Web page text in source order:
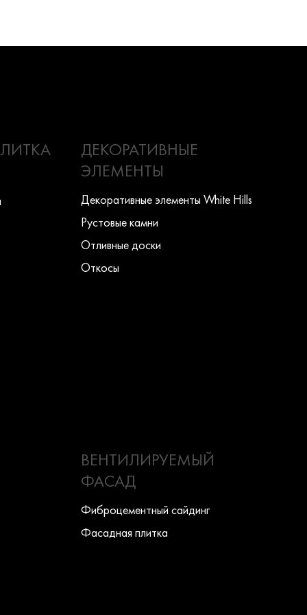
ДЕКОРАТИВНЫЕ
ЭЛЕМЕНТЫ
Декоративные элементы White Hills
Рустовые камни
Отливные доски
Откосы
ВЕНТИЛИРУЕМЫЙ
ФАСАД
Фиброцементный сайдинг
Фасадная плитка